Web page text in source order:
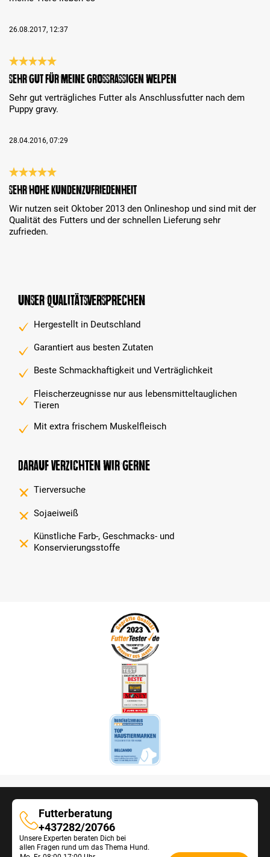
26.08.2017, 12:37
Bewertung mit 5 von 5 Sternen
Sehr gut für meine grossrassigen Welpen
Sehr gut verträgliches Futter als Anschlussfutter nach dem
Puppy gravy.
28.04.2016, 07:29
Bewertung mit 5 von 5 Sternen
sehr hohe Kundenzufriedenheit
Wir nutzen seit Oktober 2013 den Onlineshop und sind mit der
Qualität des Futters und der schnellen Lieferung sehr
zufrieden.
Unser Qualitätsversprechen
Hergestellt in Deutschland
Garantiert aus besten Zutaten
Beste Schmackhaftigkeit und Verträglichkeit
Fleischerzeugnisse nur aus lebensmitteltauglichen
Tieren
Mit extra frischem Muskelfleisch
Darauf verzichten wir gerne
Tierversuche
Sojaeiweiß
Künstliche Farb-, Geschmacks- und
Konservierungsstoffe
Futterberatung
Futterberatung
+437282/20766
Unsere Experten beraten Dich bei
allen Fragen rund um das Thema Hund.